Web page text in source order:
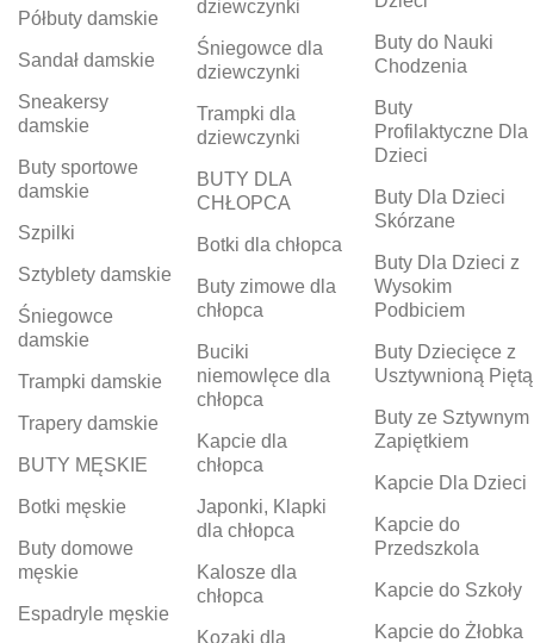
Półbuty damskie
Sandał damskie
Sneakersy
damskie
Buty sportowe
damskie
Szpilki
Sztyblety damskie
Śniegowce
damskie
Trampki damskie
Trapery damskie
BUTY MĘSKIE
Botki męskie
Buty domowe
męskie
Espadryle męskie
dziewczynki
Śniegowce dla
dziewczynki
Trampki dla
dziewczynki
BUTY DLA
CHŁOPCA
Botki dla chłopca
Buty zimowe dla
chłopca
Buciki
niemowlęce dla
chłopca
Kapcie dla
chłopca
Japonki, Klapki
dla chłopca
Kalosze dla
chłopca
Kozaki dla
Buty do Nauki
Chodzenia
Buty
Profilaktyczne Dla
Dzieci
Buty Dla Dzieci
Skórzane
Buty Dla Dzieci z
Wysokim
Podbiciem
Buty Dziecięce z
Usztywnioną Piętą
Buty ze Sztywnym
Zapiętkiem
Kapcie Dla Dzieci
Kapcie do
Przedszkola
Kapcie do Szkoły
Kapcie do Żłobka